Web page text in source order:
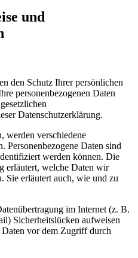
und
den Schutz Ihrer persönlichen
personenbezogenen Daten
Datenschutzerklärung.
werden verschiedene
Personenbezogene Daten sind
werden können. Die
erläutert, welche Daten wir
Sie erläutert auch, wie und zu
im Internet (z. B.
Sicherheitslücken aufweisen
vor dem Zugriff durch